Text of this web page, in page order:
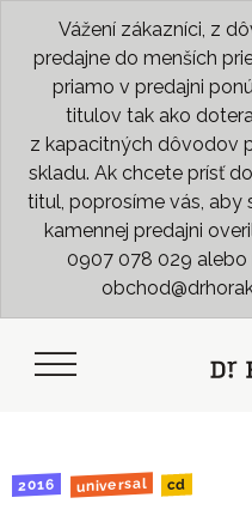
Vážení zákazníci, z
predajne do menších
priamo v predajni
titulov tak ako
z kapacitných dôvodov
skladu. Ak chcete prísť
titul, poprosíme vás, aby
kamennej predajni
0907 078 029 alebo
2016 universal cd